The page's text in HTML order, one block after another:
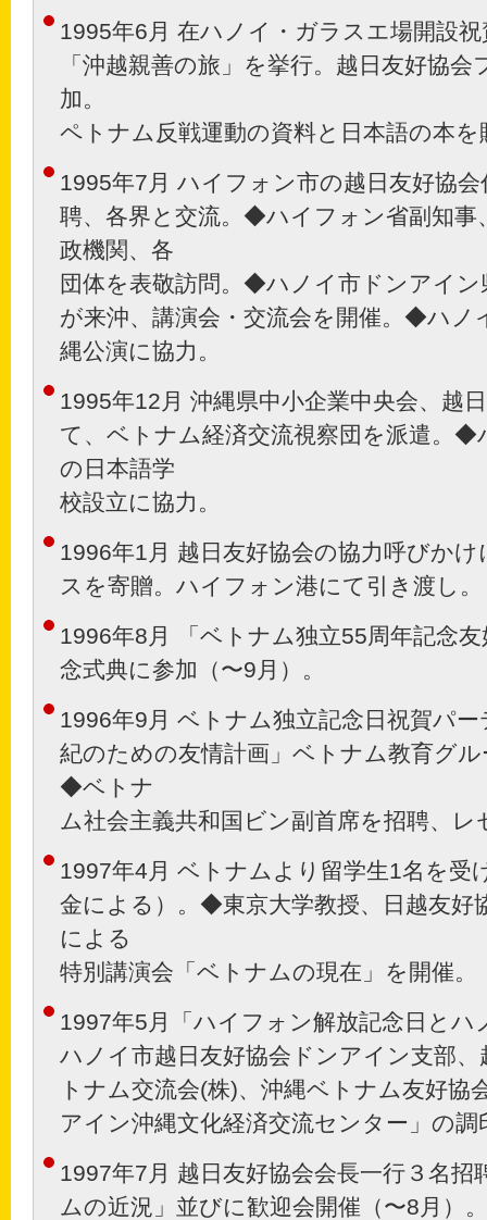
1995年6月 在ハノイ・ガラスエ場開設
「沖越親善の旅」を挙行。越日友好協
加。
ペトナム反戦運動の資料と日本語の本を
1995年7月 ハイフォン市の越日友好協
聘、各界と交流。◆ハイフォン省副知事
政機関、各
団体を表敬訪問。◆ハノイ市ドンアイン
が来沖、講演会・交流会を開催。◆ハノ
縄公演に協力。
1995年12月 沖縄県中小企業中央会、越
て、ベトナム経済交流視察団を派遣。◆
の日本語学
校設立に協力。
1996年1月 越日友好協会の協力呼びか
スを寄贈。ハイフォン港にて引き渡し。
1996年8月 「ベトナム独立55周年記念
念式典に参加（〜9月）。
1996年9月 ベトナム独立記念日祝賀パ
紀のための友情計画」ベトナム教育グ
◆ベトナ
ム社会主義共和国ビン副首席を招聘、
1997年4月 ベトナムより留学生1名を受
金による）。◆東京大学教授、日越友好
による
特別講演会「ベトナムの現在」を開催。
1997年5月「ハイフォン解放記念日と
ハノイ市越日友好協会ドンアイン支部、
トナム交流会(株)、沖縄ベトナム友好協
アイン沖縄文化経済交流センター」の
1997年7月 越日友好協会会長一行３名招
ムの近況」並びに歓迎会開催（〜8月）。